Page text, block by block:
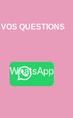
VOS QUESTIONS
WhatsApp